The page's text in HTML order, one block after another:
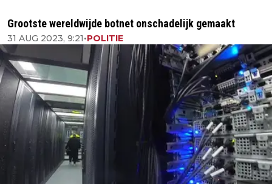
Grootste wereldwijde botnet onschadelijk gemaakt
31 AUG 2023, 9:21•POLITIE